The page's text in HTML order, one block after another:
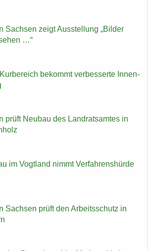
Sach­sen zeigt Aus­stel­lung „Bil­der
…“
be­kommt ver­bes­ser­te In­nen­
prüft Neu­bau des Land­rats­am­tes in
im Vogt­land nimmt Ver­fah­rens­hür­de
Sach­sen prüft den Ar­beits­schutz in